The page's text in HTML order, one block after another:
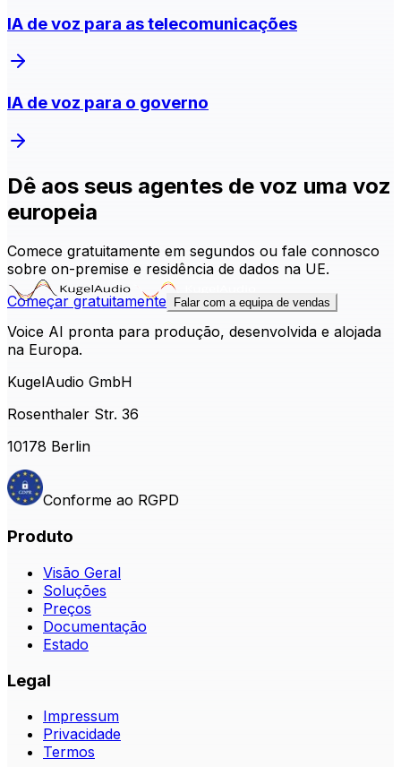
IA de voz para as telecomunicações
IA de voz para o governo
Dê aos seus agentes de voz uma voz
europeia
Comece gratuitamente em segundos ou fale connosco
sobre on-premise e residência de dados na UE.
Começar gratuitamente
Falar com a equipa de vendas
Voice AI pronta para produção, desenvolvida e alojada
na Europa.
KugelAudio GmbH
Rosenthaler Str. 36
10178 Berlin
Conforme ao RGPD
Produto
Visão Geral
Soluções
Preços
Documentação
Estado
Legal
Impressum
Privacidade
Termos